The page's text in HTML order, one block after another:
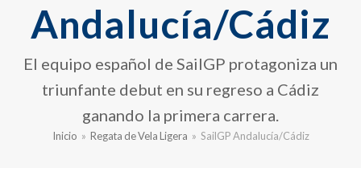
Andalucía/Cádiz
El equipo español de SailGP protagoniza un
triunfante debut en su regreso a Cádiz
ganando la primera carrera.
Inicio » Regata de Vela Ligera » SailGP Andalucía/Cádiz